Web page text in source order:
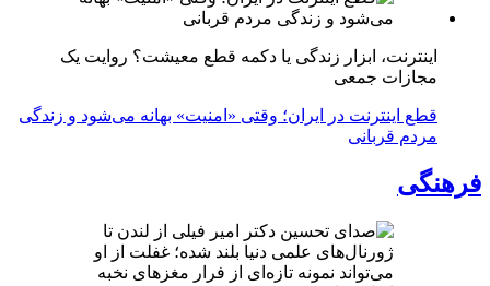
اینترنت، ابزار زندگی یا دکمه قطع معیشت؟ روایت یک
مجازات جمعی
قطع اینترنت در ایران؛ وقتی «امنیت» بهانه می‌شود و زندگی
مردم قربانی
فرهنگی